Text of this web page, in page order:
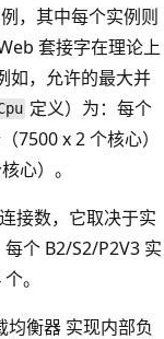
，其中每个实例则
套接字在理论上
如，允许的最大并
定义）为：每个
7500 x 2 个核心）
心）。
接数，它取决于实
个 B2/S2/P2V3 实
。
均衡器 实现内部负